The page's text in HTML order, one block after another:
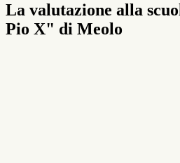
La valutazione alla
Pio X" di Meolo